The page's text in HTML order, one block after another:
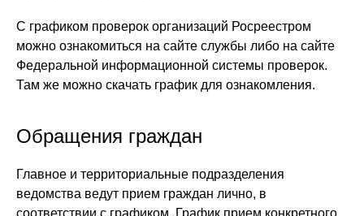
С графиком проверок организаций Росреестром
можно ознакомиться на сайте службы либо на сайте
Федеральной информационной системы проверок.
Там же можно скачать график для ознакомления.
Обращения граждан
Главное и территориальные подразделения
ведомства ведут прием граждан лично, в
соответствии с графиком. График прием конкретного